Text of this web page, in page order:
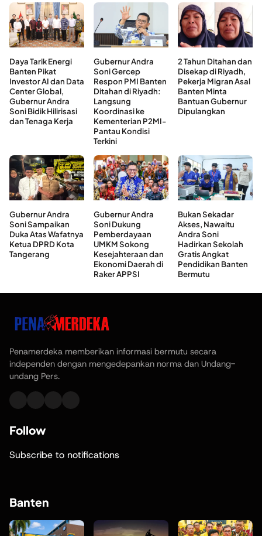
Daya Tarik Energi
Banten Pikat
Investor AI dan Data
Center Global,
Gubernur Andra
Soni Bidik Hilirisasi
dan Tenaga Kerja
Gubernur Andra
Soni Gercep
Respon PMI Banten
Ditahan di Riyadh:
Langsung
Koordinasi ke
Kementerian P2MI-
Pantau Kondisi
Terkini
2 Tahun Ditahan dan
Disekap di Riyadh,
Pekerja Migran Asal
Banten Minta
Bantuan Gubernur
Dipulangkan
Gubernur Andra
Soni Sampaikan
Duka Atas Wafatnya
Ketua DPRD Kota
Tangerang
Gubernur Andra
Soni Dukung
Pemberdayaan
UMKM Sokong
Kesejahteraan dan
Ekonomi Daerah di
Raker APPSI
Bukan Sekadar
Akses, Nawaitu
Andra Soni
Hadirkan Sekolah
Gratis Angkat
Pendidikan Banten
Bermutu
Penamerdeka memberikan informasi bermutu secara
independen dengan mengedepankan norma dan Undang-
undang Pers.
Follow
Subscribe to notifications
Banten